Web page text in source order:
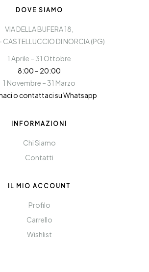
DOVE SIAMO
VIA DELLA BUFERA 18,
DI NORCIA (PG)
1 Aprile – 31 Ottobre
8:00 – 20:00
1 Novembre – 31 Marzo
o contattaci su Whatsapp
INFORMAZIONI
Chi Siamo
Contatti
IL MIO ACCOUNT
Profilo
Carrello
Wishlist